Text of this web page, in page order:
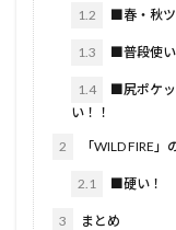
1.2 ■春・秋ツ
1.3 ■普段使
1.4
■尻ポケッ
い！！
2 「WILD FIRE
2.1 ■硬い！
3 まとめ